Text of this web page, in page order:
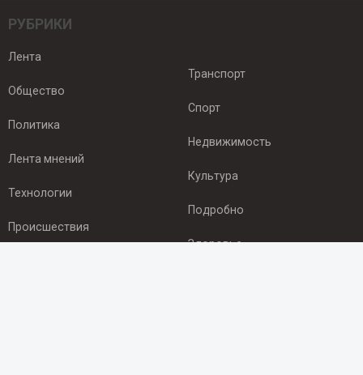
РУБРИКИ
Лента
Общество
Политика
Лента мнений
Технологии
Происшествия
Транспорт
Спорт
Недвижимость
Культура
Подробно
Здоровье